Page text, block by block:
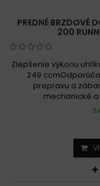
Gilera ST 200
Gilera VX 200
Gilera VXR 200
Gilera VXR 200
Gilera VXR 200
PREDNÉ BRZDOVÉ
200
Zlepšenie výkonu
249
prepravu a
mechanické